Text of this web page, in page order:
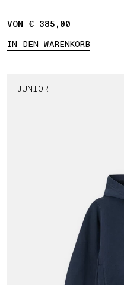
VON € 385,00
IN DEN WARENKORB
JUNIOR